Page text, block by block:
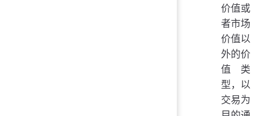
价值或
者市场
价值以
外的价
值类
型，以
交易为